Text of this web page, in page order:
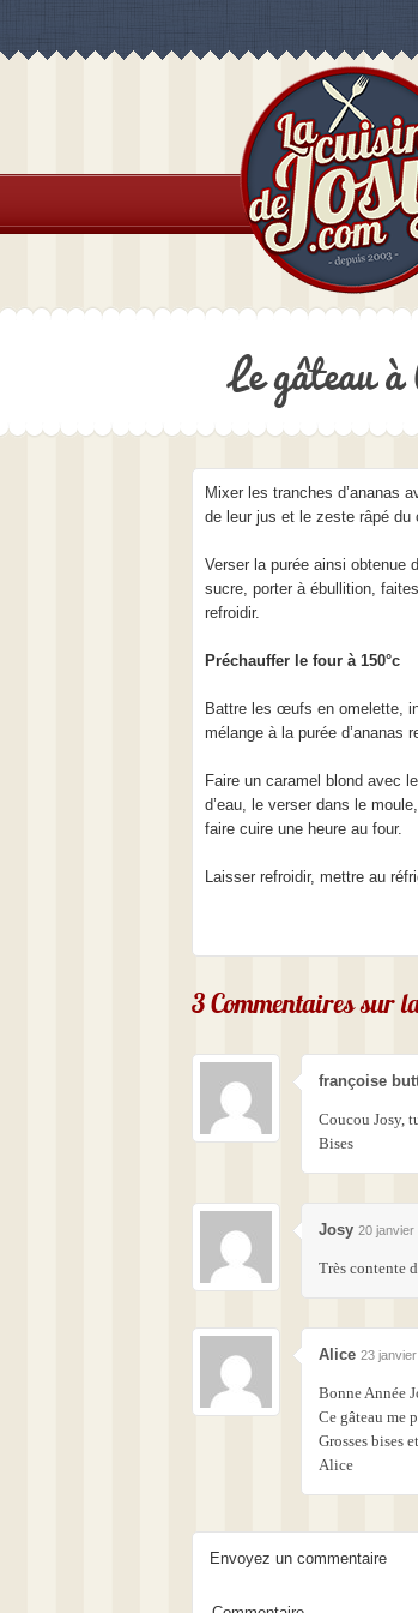
Le gâteau
Mixer les tranches d’ananas
de leur jus et le zeste râpé du
Verser la purée ainsi obtenue
sucre, porter à ébullition,
refroidir.
Préchauffer le four à 150°c
Battre les œufs en omelette,
mélange à la purée d’ananas
Faire un caramel blond avec
d’eau, le verser dans le
faire cuire une heure au four.
Laisser refroidir, mettre au
3 Commentaires sur
françoise
Coucou Josy,
Bises
Josy 20 janvier
Très contente
Alice 23
Bonne Année
Ce gâteau me
Grosses bises
Alice
Envoyez un commentaire